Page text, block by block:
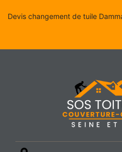
Devis changement de tuile